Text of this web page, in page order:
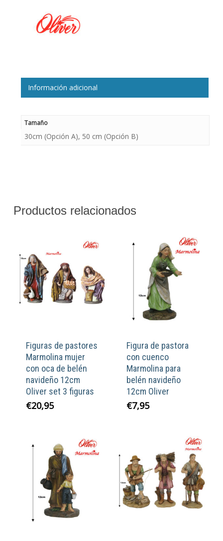
Información adicional
Tamaño
30cm (Opción A), 50 cm (Opción B)
Productos relacionados
Figuras de pastores
Marmolina mujer
con oca de belén
navideño 12cm
Oliver set 3 figuras
€20,95
Figura de pastora
con cuenco
Marmolina para
belén navideño
12cm Oliver
€7,95